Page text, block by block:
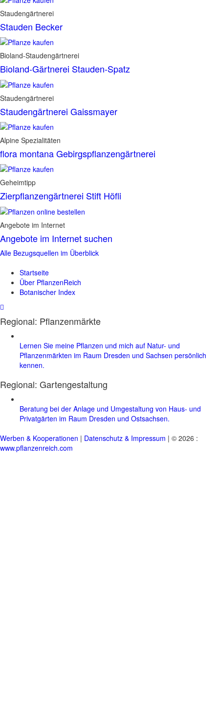
Staudengärtnerei
Stauden Becker
Bioland-Staudengärtnerei
Bioland-Gärtnerei Stauden-Spatz
Staudengärtnerei
Staudengärtnerei Gaissmayer
Alpine Spezialitäten
flora montana Gebirgspflanzengärtnerei
Geheimtipp
Zierpflanzengärtnerei Stift Höfli
Angebote im Internet
Angebote im Internet suchen
Alle Bezugsquellen im Überblick
Startseite
Über PflanzenReich
Botanischer Index
Regional: Pflanzenmärkte
Lernen Sie meine Pflanzen und mich auf Natur- und
Pflanzenmärkten im Raum Dresden und Sachsen persönlich
kennen.
Regional: Gartengestaltung
Beratung bei der Anlage und Umgestaltung von Haus- und
Privatgärten im Raum Dresden und Ostsachsen.
Werben & Kooperationen | Datenschutz & Impressum | © 2026 :
www.pflanzenreich.com